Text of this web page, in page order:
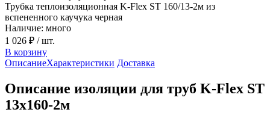
Трубка теплоизоляционная K-Flex ST 160/13-2м из
вспененного каучука черная
Наличие: много
1 026 ₽ / шт.
В корзину
ОписаниеХарактеристики Доставка
Описание изоляции для труб K-Flex ST
13х160-2м